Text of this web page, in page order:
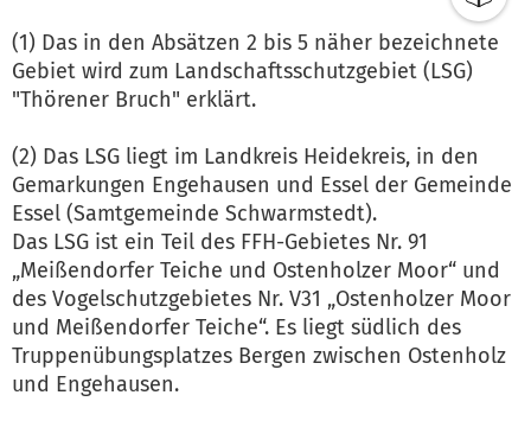
(1) Das in den Absätzen 2 bis 5 näher bezeichnete
Gebiet wird zum Landschaftsschutzgebiet (LSG)
"Thörener Bruch" erklärt.
(2) Das LSG liegt im Landkreis Heidekreis, in den
Gemarkungen Engehausen und Essel der Gemeinde
Essel (Samtgemeinde Schwarmstedt).
Das LSG ist ein Teil des FFH-Gebietes Nr. 91
„Meißendorfer Teiche und Ostenholzer Moor“ und
des Vogelschutzgebietes Nr. V31 „Ostenholzer Moor
und Meißendorfer Teiche“. Es liegt südlich des
Truppenübungsplatzes Bergen zwischen Ostenholz
und Engehausen.